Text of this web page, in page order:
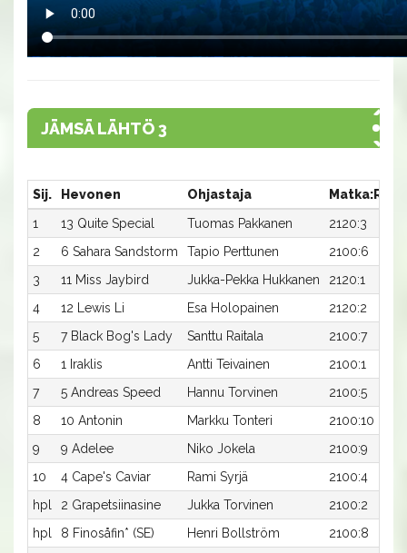
JÄMSÄ LÄHTÖ 3
Sij. Hevonen Ohjastaja
Matka:Rata
1
13 Quite Special Tuomas Pakkanen
2120:3
2
6 Sahara Sandstorm Tapio Perttunen
2100:6
3
11 Miss Jaybird Jukka-Pekka Hukkanen
2120:1
4
12 Lewis Li Esa Holopainen
2120:2
5
7 Black Bog's Lady Santtu Raitala
2100:7
6
1 Iraklis Antti Teivainen
2100:1
7
5 Andreas Speed Hannu Torvinen
2100:5
8
10 Antonin Markku Tonteri
2100:10
9
9 Adelee Niko Jokela
2100:9
10
4 Cape's Caviar Rami Syrjä
2100:4
hpl
2 Grapetsiinasine Jukka Torvinen
2100:2
hpl
8 Finosåfin* (SE) Henri Bollström
2100:8